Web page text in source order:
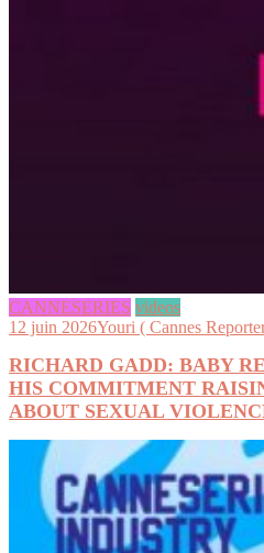
CANNESERIES videos
12 juin 2026Youri ( Cannes
RICHARD GADD: BABY
HIS COMMITMENT
ABOUT SEXUAL